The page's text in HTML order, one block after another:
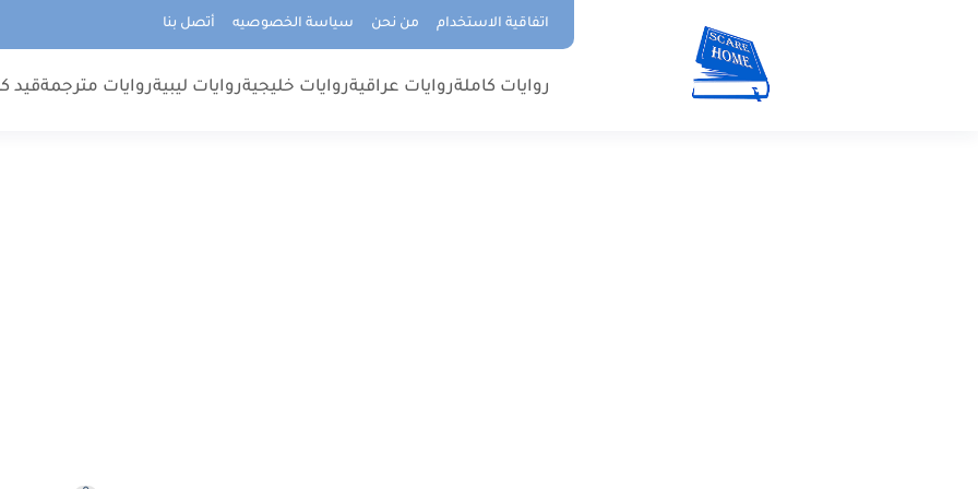
اتفاقية الاستخدام من نحن سياسة الخصوصيه أتصل بنا
روايات كاملةروايات عراقيةروايات خليجيةروايات ليبيةروايات مترجمةقيد